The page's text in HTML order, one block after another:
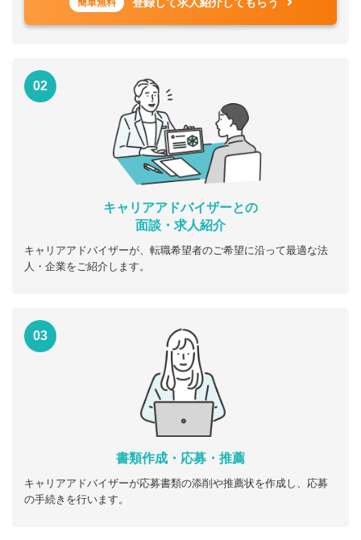
02
キャリアアドバイザーとの
面談・求人紹介
キャリアアドバイザーが、転職希望者のご希望に沿って最適な法
人・企業をご紹介します。
03
書類作成・応募・推薦
キャリアアドバイザーが応募書類の添削や推薦状を作成し、応募
の手続きを行います。